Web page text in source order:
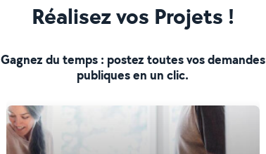
Réalisez vos Projets !
Gagnez du temps : postez toutes vos demandes
publiques en un clic.